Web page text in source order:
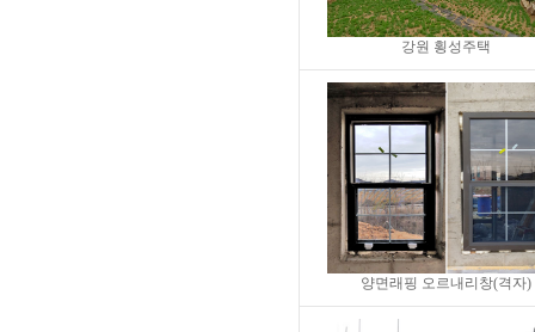
강원 횡성주택
양면래핑 오르내리창(격자)